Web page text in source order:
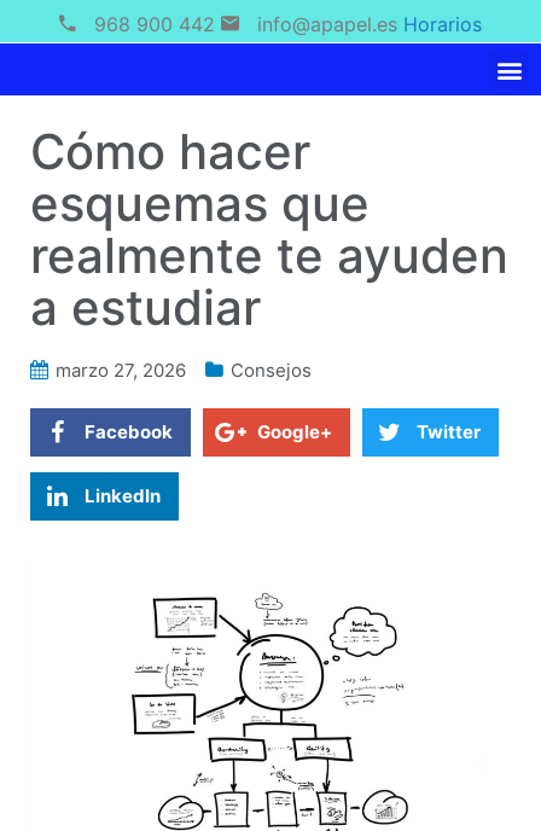
968 900 442 info@apapel.es Horarios
Cómo hacer
esquemas que
realmente te ayuden
a estudiar
marzo 27, 2026 Consejos
Facebook Google+ Twitter
LinkedIn